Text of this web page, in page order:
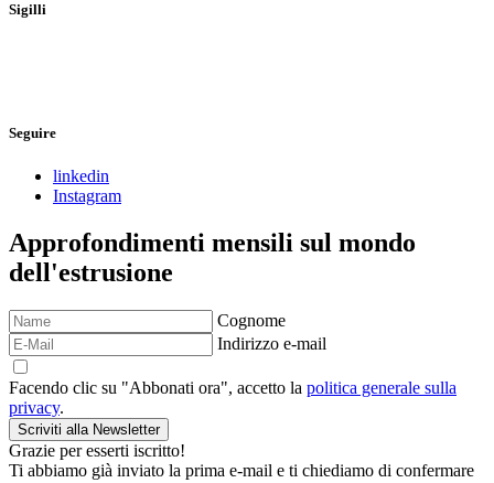
Sigilli
Seguire
linkedin
Instagram
Approfondimenti mensili sul mondo
dell'estrusione
Cognome
Indirizzo e-mail
Facendo clic su "Abbonati ora", accetto la politica generale sulla
privacy.
Scriviti alla Newsletter
Grazie per esserti iscritto!
Ti abbiamo già inviato la prima e-mail e ti chiediamo di confermare